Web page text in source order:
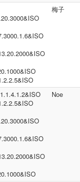
梅子
Noe